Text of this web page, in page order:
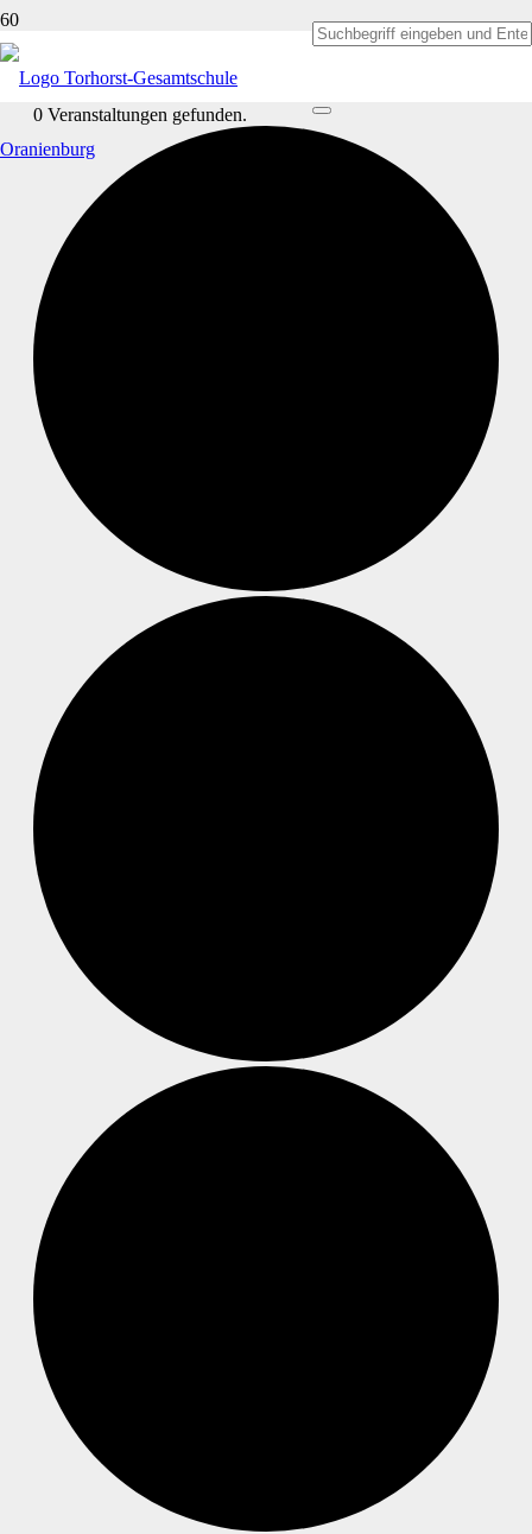
0 Veranstaltungen gefunden.